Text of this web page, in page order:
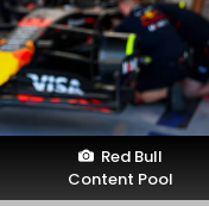
Red Bull
Content Pool